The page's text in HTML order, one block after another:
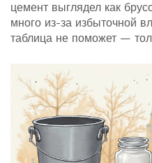
цемент выглядел как
много из-за избыточной
таблица не поможет —